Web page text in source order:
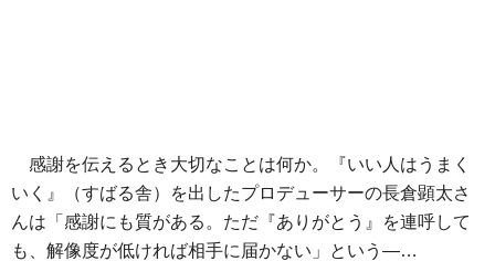
感謝を伝えるとき大切なことは何か。『いい人はうまく
いく』（すばる舎）を出したプロデューサーの長倉顕太さ
んは「感謝にも質がある。ただ『ありがとう』を連呼して
も、解像度が低ければ相手に届かない」という―…